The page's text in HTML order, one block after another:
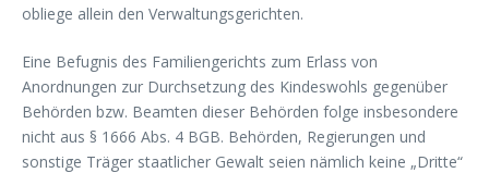
obliege allein den Verwaltungsgerichten.
Eine Befugnis des Familiengerichts zum Erlass von
Anordnungen zur Durchsetzung des Kindeswohls gegenüber
Behörden bzw. Beamten dieser Behörden folge insbesondere
nicht aus § 1666 Abs. 4 BGB. Behörden, Regierungen und
sonstige Träger staatlicher Gewalt seien nämlich keine „Dritte“